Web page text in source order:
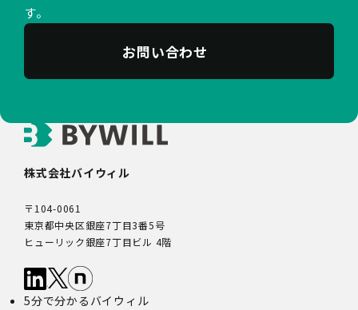
す。
お問い合わせ
株式会社バイウィル
〒104-0061
東京都中央区銀座7丁目3番5号
ヒューリック銀座7丁目ビル 4階
5分で分かるバイウィル